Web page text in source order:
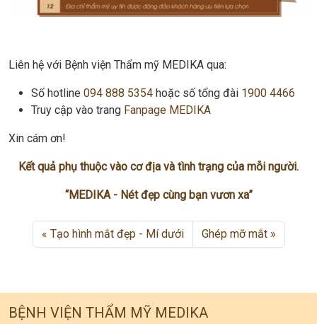
Liên hệ với Bệnh viện Thẩm mỹ MEDIKA qua:
Số hotline 094 888 5354 hoặc số tổng đài 1900 4466
Truy cập vào trang Fanpage MEDIKA
Xin cám ơn!
Kết quả phụ thuộc vào cơ địa và tình trạng của mỗi người.
“MEDIKA - Nét đẹp cùng bạn vươn xa”
Tạo hình mắt đẹp - Mí dưới Ghép mỡ mắt
BỆNH VIỆN THẨM MỸ MEDIKA